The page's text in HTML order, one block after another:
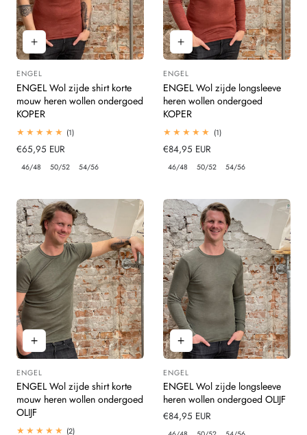
Leverancier:
ENGEL
ENGEL Wol zijde shirt korte
mouw heren wollen ondergoed
KOPER
(1)1
Normale
prijs
€65,95 EUR
46/48 50/52 54/56
Leverancier:
ENGEL
ENGEL Wol zijde longsleeve
heren wollen ondergoed
KOPER
(1)1
Normale
prijs
€84,95 EUR
46/48 50/52 54/56
Leverancier:
ENGEL
ENGEL Wol zijde shirt korte
mouw heren wollen ondergoed
OLIJF
(2)2
Leverancier:
ENGEL
ENGEL Wol zijde longsleeve
heren wollen ondergoed OLIJF
Normale
prijs
€84,95 EUR